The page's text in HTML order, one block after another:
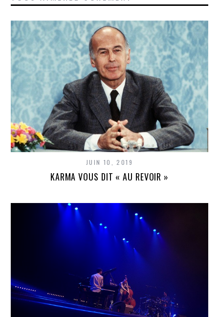
JUIN 10, 2019
KARMA VOUS DIT « AU REVOIR »